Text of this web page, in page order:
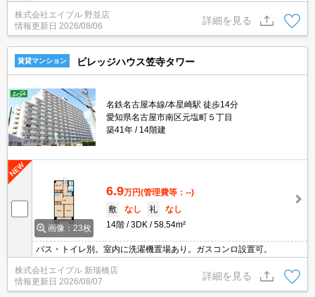
設定費22,000円。角部屋。ロフト5帖付きで、お部屋を広く使えま
す。
株式会社エイブル 野並店
情報更新日 2026/08/06
詳細を見る
賃貸マンション ビレッジハウス笠寺タワー
名鉄名古屋本線/本星崎駅 徒歩14分
愛知県名古屋市南区元塩町５丁目
築41年
14階建
画像：23枚
6.9万円(管理費等：--)
敷
なし 礼
なし
14階
3DK 58.54m²
バス・トイレ別。室内に洗濯機置場あり。ガスコンロ設置可。
株式会社エイブル 新瑞橋店
情報更新日 2026/08/07
詳細を見る